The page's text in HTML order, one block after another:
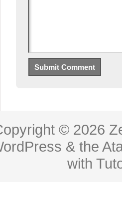
© 2026
& the
with